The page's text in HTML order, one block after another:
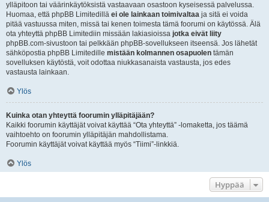
ylläpitoon tai väärinkäytöksistä vastaavaan osastoon kyseisessä palvelussa.
Huomaa, että phpBB Limitedillä ei ole lainkaan toimivaltaa ja sitä ei voida
pitää vastuussa miten, missä tai kenen toimesta tämä foorumi on käytössä. Älä
ota yhteyttä phpBB Limitediin missään lakiasioissa jotka eivät liity
phpBB.com-sivustoon tai pelkkään phpBB-sovellukseen itseensä. Jos lähetät
sähköpostia phpBB Limitedille mistään kolmannen osapuolen tämän
sovelluksen käytöstä, voit odottaa niukkasanaista vastausta, jos edes
vastausta lainkaan.
Ylös
Kuinka otan yhteyttä foorumin ylläpitäjään?
Kaikki foorumin käyttäjät voivat käyttää “Ota yhteyttä” -lomaketta, jos täämä
vaihtoehto on foorumin ylläpitäjän mahdollistama.
Foorumin käyttäjät voivat käyttää myös “Tiimi”-linkkiä.
Ylös
Hyppää